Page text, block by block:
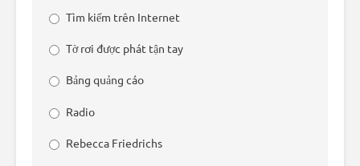
Tìm kiếm trên Internet
Tờ rơi được phát tận tay
Bảng quảng cáo
Radio
Rebecca Friedrichs